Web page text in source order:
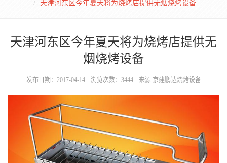
天津河东区今年夏天将为烧烤店提供无烟烧烤设备
天津河东区今年夏天将为烧烤店提供无
烟烧烤设备
发布日期：2017-04-14 浏览次数：3444 来源:京建鹏达烧烤设备